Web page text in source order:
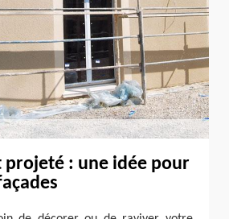
projeté : une idée pour